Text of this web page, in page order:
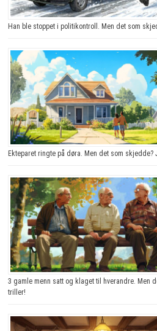
Han ble stoppet i politikontroll. Men det som
Ekteparet ringte på døra. Men det som skjedde?
3 gamle menn satt og klaget til hverandre. Men
triller!